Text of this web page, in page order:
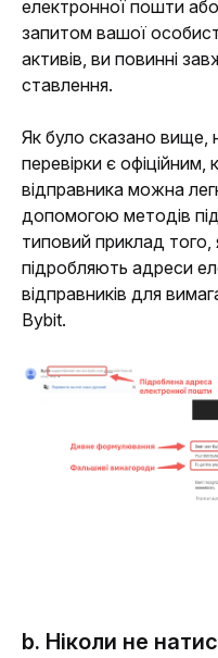
електронної пошти
запитом вашої
активів, ви повинні
ставлення.
Як було сказано вище,
перевірки є
відправника можна
допомогою методів
типовий приклад
підробляють адреси
відправників для
Bybit.
b. Ніколи не